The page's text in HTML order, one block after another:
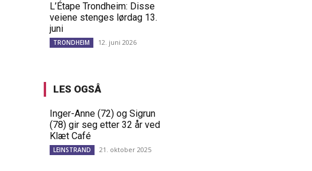
L’Étape Trondheim: Disse
veiene stenges lørdag 13.
juni
TRONDHEIM 12. juni 2026
LES OGSÅ
Inger-Anne (72) og Sigrun
(78) gir seg etter 32 år ved
Klæt Café
LEINSTRAND 21. oktober 2025